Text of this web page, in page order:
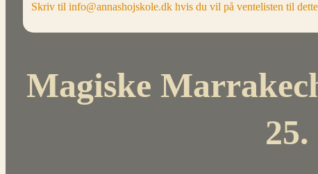
Skriv til info@annashojskole.dk hvis du vil på ventelisten til
Magiske